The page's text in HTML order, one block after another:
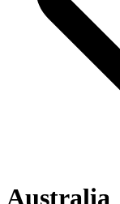
Australia